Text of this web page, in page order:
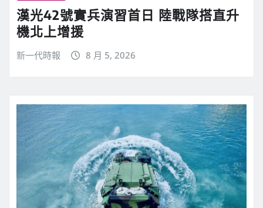
漢光42號實兵演習首日 陸戰隊搭直升
機北上增援
新一代時報 8 月 5, 2026